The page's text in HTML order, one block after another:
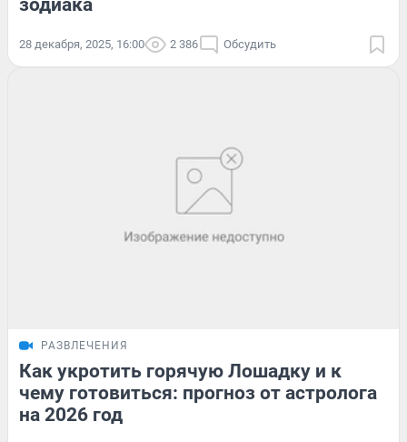
зодиака
28 декабря, 2025, 16:00 2 386 Обсудить
РАЗВЛЕЧЕНИЯ
Как укротить горячую Лошадку и к
чему готовиться: прогноз от астролога
на 2026 год